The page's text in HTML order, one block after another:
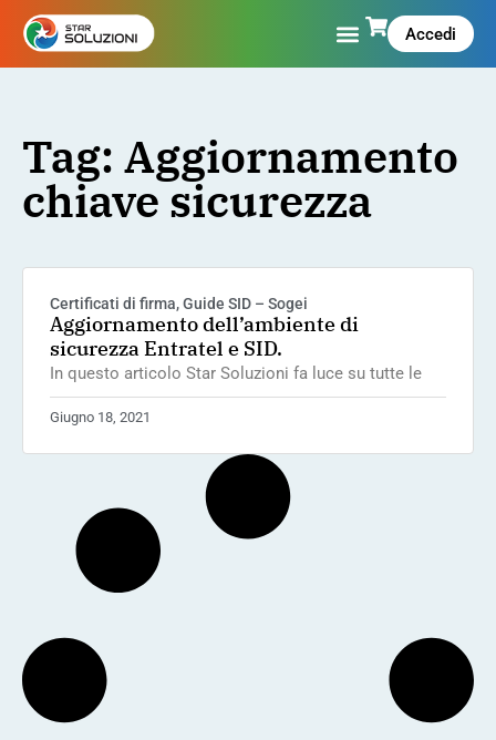
Accedi
Tag: Aggiornamento
chiave sicurezza
Certificati di firma,Guide SID – Sogei
Aggiornamento dell’ambiente di
sicurezza Entratel e SID.
In questo articolo Star Soluzioni fa luce su tutte le
Giugno 18, 2021